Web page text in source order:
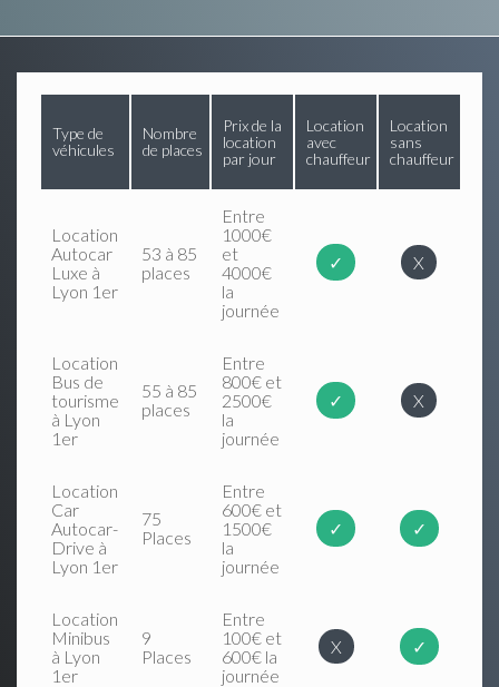
Type de
véhicules
Nombre
de places
Prix de la
location
par jour
Location
avec
chauffeur
Location
sans
chauffeur
Location
Autocar
Luxe à
Lyon 1er
53 à 85
places
Entre
1000€
et
4000€
la
journée
✓ X
Location
Bus de
tourisme
à Lyon
1er
55 à 85
places
Entre
800€ et
2500€
la
journée
✓ X
Location
Car
Autocar-
Drive à
Lyon 1er
75
Places
Entre
600€ et
1500€
la
journée
✓ ✓
Location
Minibus
à Lyon
1er
9
Places
Entre
100€ et
600€ la
journée
X ✓